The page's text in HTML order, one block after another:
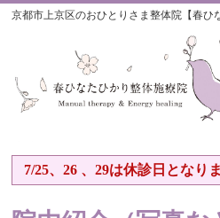
京都市上京区のおひとりさま整体院【春ひ
7/25、26 、29は休診日となり